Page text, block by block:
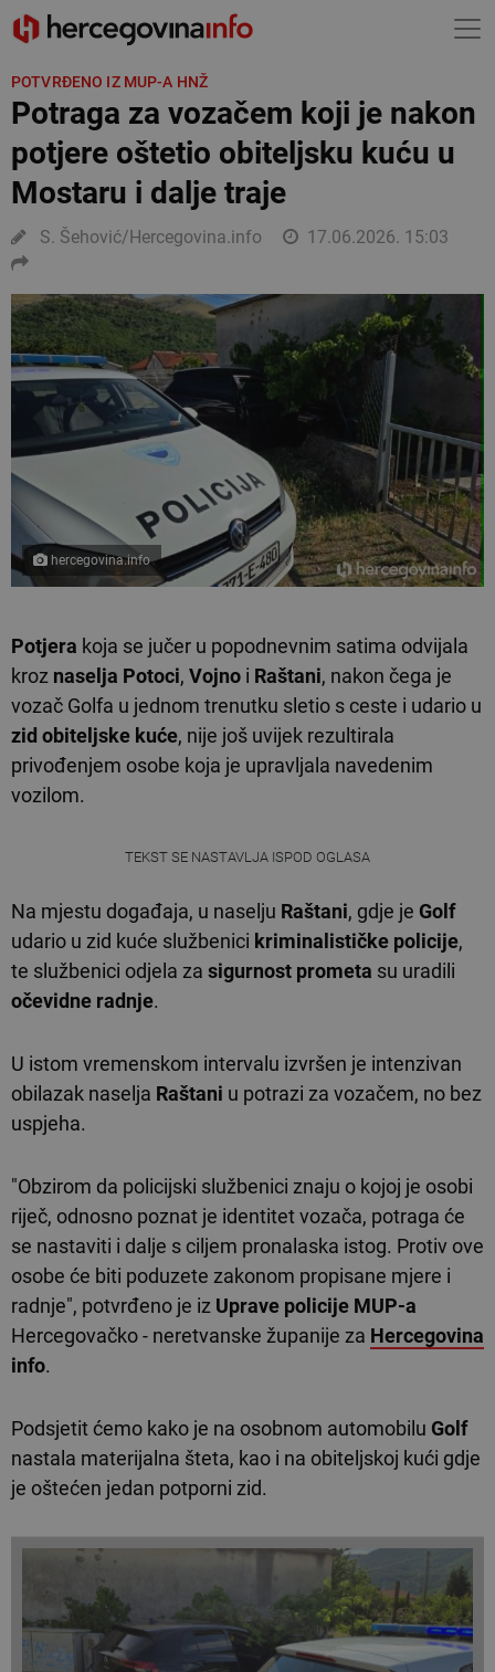
POTVRĐENO IZ MUP-A HNŽ
Potraga za vozačem koji je nakon
potjere oštetio obiteljsku kuću u
Mostaru i dalje traje
S. Šehović/Hercegovina.info 17.06.2026. 15:03
hercegovina.info
Potjera koja se jučer u popodnevnim satima odvijala
kroz naselja Potoci, Vojno i Raštani, nakon čega je
vozač Golfa u jednom trenutku sletio s ceste i udario u
zid obiteljske kuće, nije još uvijek rezultirala
privođenjem osobe koja je upravljala navedenim
vozilom.
TEKST SE NASTAVLJA ISPOD OGLASA
Na mjestu događaja, u naselju Raštani, gdje je Golf
udario u zid kuće službenici kriminalističke policije,
te službenici odjela za sigurnost prometa su uradili
očevidne radnje.
U istom vremenskom intervalu izvršen je intenzivan
obilazak naselja Raštani u potrazi za vozačem, no bez
uspjeha.
"Obzirom da policijski službenici znaju o kojoj je osobi
riječ, odnosno poznat je identitet vozača, potraga će
se nastaviti i dalje s ciljem pronalaska istog. Protiv ove
osobe će biti poduzete zakonom propisane mjere i
radnje", potvrđeno je iz Uprave policije MUP-a
Hercegovačko - neretvanske županije za Hercegovina
info.
Podsjetit ćemo kako je na osobnom automobilu Golf
nastala materijalna šteta, kao i na obiteljskoj kući gdje
je oštećen jedan potporni zid.